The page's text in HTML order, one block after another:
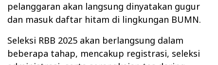
pelanggaran akan langsung dinyatakan gugur
dan masuk daftar hitam di lingkungan BUMN.
Seleksi RBB 2025 akan berlangsung dalam
beberapa tahap, mencakup registrasi, seleksi